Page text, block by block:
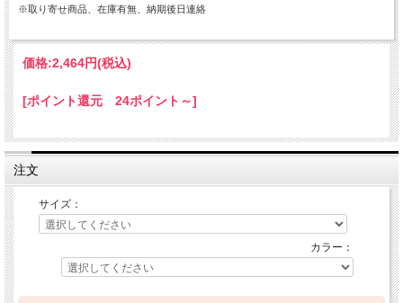
※取り寄せ商品、在庫有無、納期後日連絡
価格:2,464円(税込)
[ポイント還元 24ポイント～]
注文
サイズ：
カラー：